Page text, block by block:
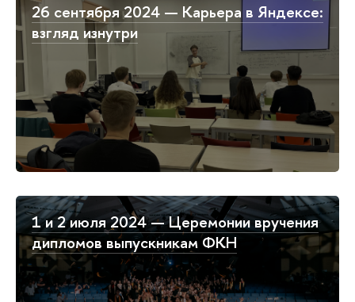
26 сентября 2024 — Карьера в Яндексе:
взгляд изнутри
1 и 2 июля 2024 — Церемонии вручения
дипломов выпускникам ФКН